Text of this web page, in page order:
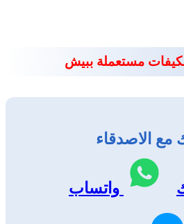
مستعملة ببيش
مع الاصدقاء
واتساب